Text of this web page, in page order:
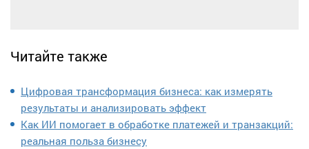
Читайте также
Цифровая трансформация бизнеса: как измерять
результаты и анализировать эффект
Как ИИ помогает в обработке платежей и транзакций:
реальная польза бизнесу